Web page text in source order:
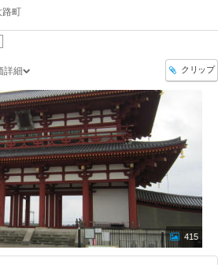
路町
詳細 クリップ
415